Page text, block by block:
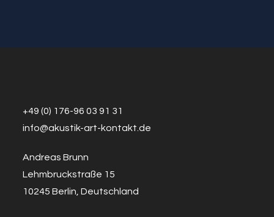
+49 (0) 176-96 03 91 31
info@akustik-art-kontakt.de
Andreas Brunn
Lehmbruckstraße 15
10245 Berlin, Deutschland